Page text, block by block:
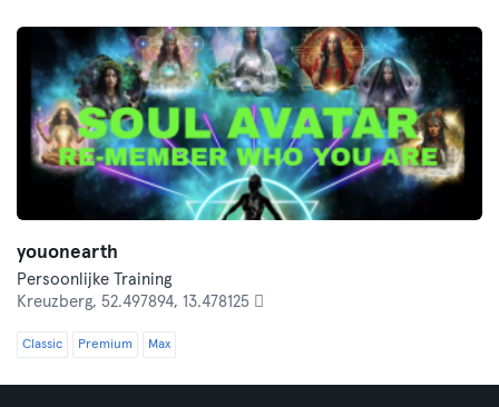
youonearth
Persoonlijke Training
Kreuzberg, 52.497894, 13.478125 
Classic Premium Max